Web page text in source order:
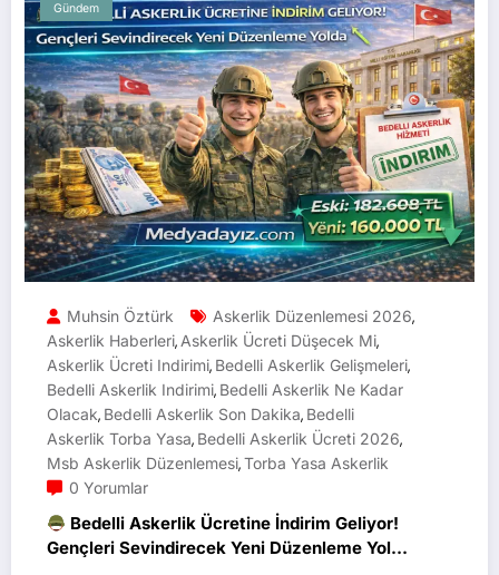
Gündem
Muhsin Öztürk Askerlik Düzenlemesi 2026,
Askerlik Haberleri, Askerlik Ücreti Düşecek Mi,
Askerlik Ücreti Indirimi, Bedelli Askerlik Gelişmeleri,
Bedelli Askerlik Indirimi, Bedelli Askerlik Ne Kadar
Olacak, Bedelli Askerlik Son Dakika, Bedelli
Askerlik Torba Yasa, Bedelli Askerlik Ücreti 2026,
Msb Askerlik Düzenlemesi,Torba Yasa Askerlik
0 Yorumlar
Bedelli Askerlik Ücretine İndirim Geliyor!
Gençleri Sevindirecek Yeni Düzenleme Yolda